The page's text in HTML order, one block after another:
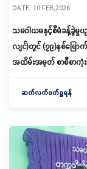
DATE: 10 FEB,2026
သမဝါယမနှင့်စီမံခန့်ခွဲ
လျင်)တွင် (၇၉)နှစ်မြေ
အထိမ်းအမှတ် စာစီစာကုံး
ဆက်လက်ဖတ်ရှုရန်